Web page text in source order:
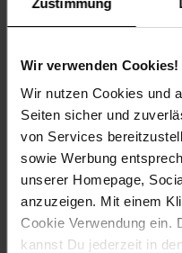
Wir verwenden Cookies!
Wir nutzen Cookies und
Seiten sicher und
von Services
sowie Werbung
unserer Homepage,
anzuzeigen. Mit einem
Cookie Verwendung ein.
kannst Du jederzeit in den
Herstellerinformationen
Fußzeile
Weitere Online-